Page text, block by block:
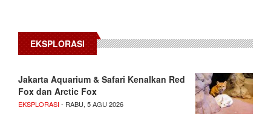
EKSPLORASI
Jakarta Aquarium & Safari Kenalkan Red
Fox dan Arctic Fox
EKSPLORASI- RABU, 5 AGU 2026